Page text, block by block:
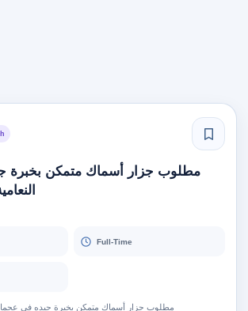
مطلوب جزار أسماك متمكن بخبرة
Full-Time
مطلوب جزار أسماك متمكن بخبرة جيده في عجمان